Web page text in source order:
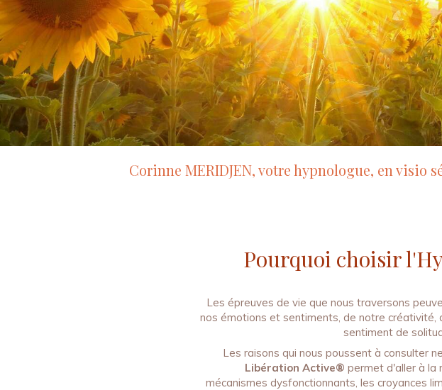
Corinne MERIDJEN, votre hypnologue, en visio
Pourquoi choisir
Les épreuves de vie que nous traversons
nos émotions et sentiments, de notre
sentiment de
Les raisons qui nous poussent à consulter
Libération Active® permet d'aller à la
mécanismes dysfonctionnants, les croyances